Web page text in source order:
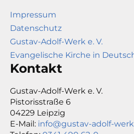
Impressum
Datenschutz
Gustav-Adolf-Werk e. V.
Evangelische Kirche in
Kontakt
Gustav-Adolf-Werk e. V.
Pistorisstraße 6
04229 Leipzig
E-Mail: info@gustav-adolf-